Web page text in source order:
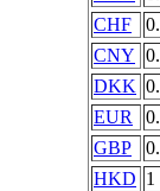
CHF
CNY
DKK
EUR
GBP
HKD 1